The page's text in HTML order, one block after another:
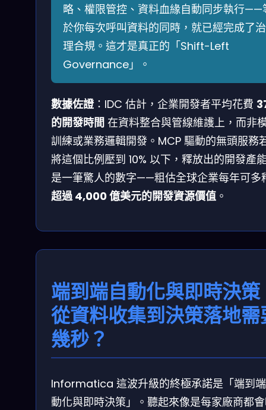
略、權限管控、資料血緣自動同步執行——
於你每次呼叫資料的同時，就已經完成了治
理合規。這才是真正的「Shift-Left
Governance」。
數據佐證：IDC 估計，企業開發者平均花費
的開發時間 在資料整合與管線維護上，而非
訓練或業務邏輯開發。MCP 驅動的無頭服務
將這個比例壓到 10% 以下，釋放出的開發產
是一筆驚人的數字——粗估全球企業每年可多
超過 4,000 億美元的開發資源價值 。
端到端自動化與即時決策
從資料收集到決策落地需
幾秒？
Informatica 這波升級的終極承諾是「端到
動化與即時決策」。聽起來像是每家廠商都